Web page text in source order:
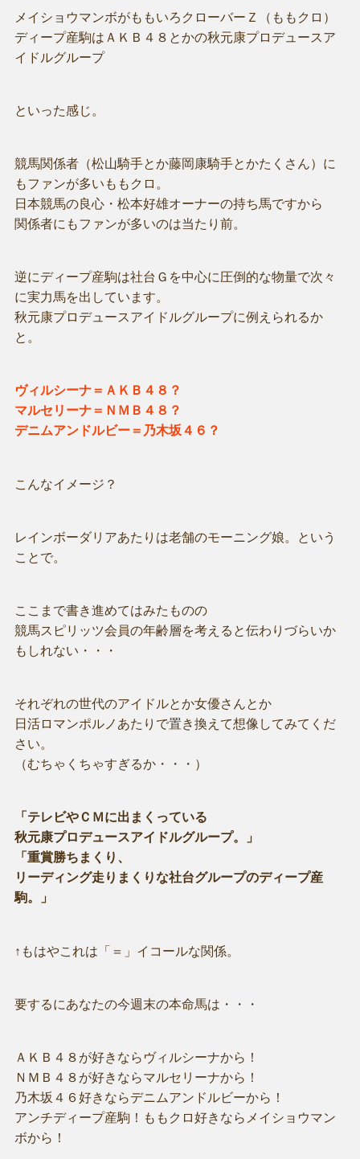
メイショウマンボがももいろクローバーＺ（ももクロ）
ディープ産駒はＡＫＢ４８とかの秋元康プロデュースア
イドルグループ
といった感じ。
競馬関係者（松山騎手とか藤岡康騎手とかたくさん）に
もファンが多いももクロ。
日本競馬の良心・松本好雄オーナーの持ち馬ですから
関係者にもファンが多いのは当たり前。
逆にディープ産駒は社台Ｇを中心に圧倒的な物量で次々
に実力馬を出しています。
秋元康プロデュースアイドルグループに例えられるか
と。
ヴィルシーナ＝ＡＫＢ４８？
マルセリーナ＝ＮＭＢ４８？
デニムアンドルビー＝乃木坂４６？
こんなイメージ？
レインボーダリアあたりは老舗のモーニング娘。という
ことで。
ここまで書き進めてはみたものの
競馬スピリッツ会員の年齢層を考えると伝わりづらいか
もしれない・・・
それぞれの世代のアイドルとか女優さんとか
日活ロマンポルノあたりで置き換えて想像してみてくだ
さい。
（むちゃくちゃすぎるか・・・）
「テレビやＣＭに出まくっている
秋元康プロデュースアイドルグループ。」
「重賞勝ちまくり、
リーディング走りまくりな社台グループのディープ産
駒。」
↑もはやこれは「＝」イコールな関係。
要するにあなたの今週末の本命馬は・・・
ＡＫＢ４８が好きならヴィルシーナから！
ＮＭＢ４８が好きならマルセリーナから！
乃木坂４６好きならデニムアンドルビーから！
アンチディープ産駒！ももクロ好きならメイショウマン
ボから！